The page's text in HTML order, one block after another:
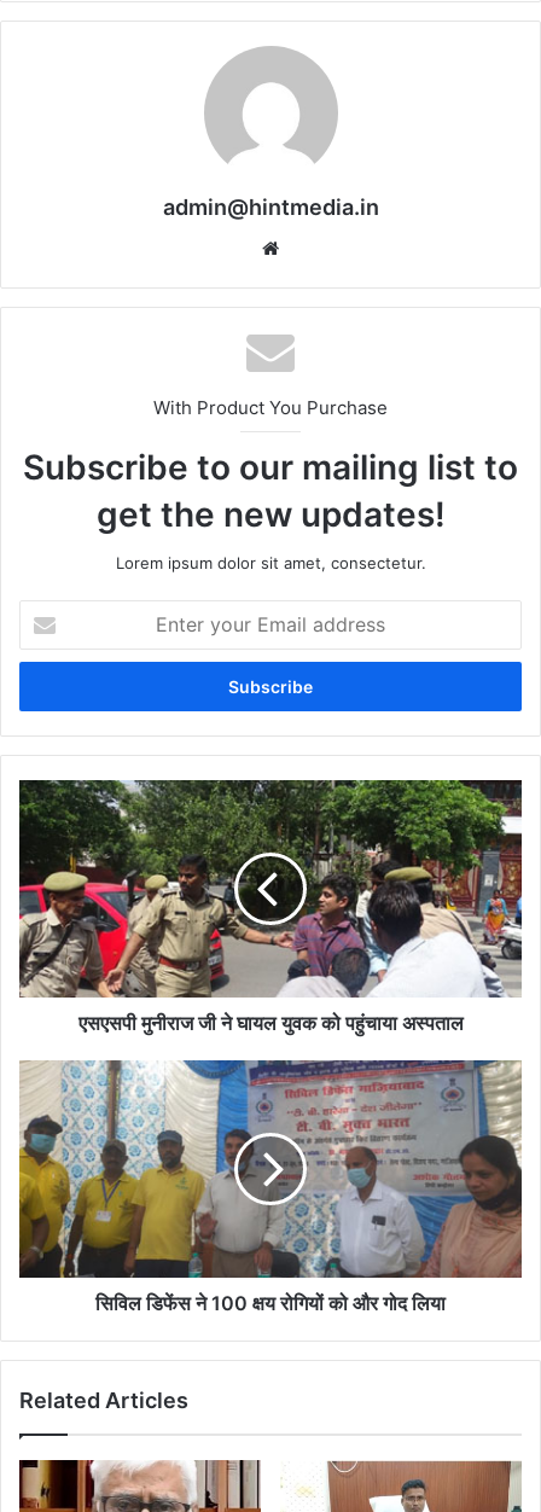
admin@hintmedia.in
With Product You Purchase
Subscribe to our mailing list to
get the new updates!
Lorem ipsum dolor sit amet, consectetur.
your
Email
एसएसपी मुनीराज जी ने घायल युवक को पहुंचाया अस्पताल
सिविल डिफेंस ने 100 क्षय रोगियों को और गोद लिया
Related Articles